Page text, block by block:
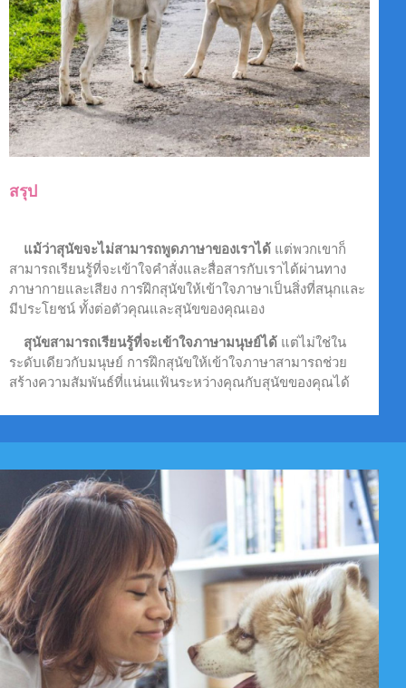
สรุป
แม้ว่าสุนัขจะไม่สามารถพูดภาษาของเราได้ แต่พวกเขาก็
สามารถเรียนรู้ที่จะเข้าใจคำสั่งและสื่อสารกับเราได้ผ่านทาง
ภาษากายและเสียง การฝึกสุนัขให้เข้าใจภาษาเป็นสิ่งที่สนุกและ
มีประโยชน์ ทั้งต่อตัวคุณและสุนัขของคุณเอง
สุนัขสามารถเรียนรู้ที่จะเข้าใจภาษามนุษย์ได้ แต่ไม่ใช่ใน
ระดับเดียวกับมนุษย์ การฝึกสุนัขให้เข้าใจภาษาสามารถช่วย
สร้างความสัมพันธ์ที่แน่นแฟ้นระหว่างคุณกับสุนัขของคุณได้